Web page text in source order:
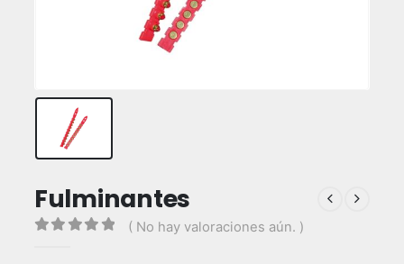
Fulminantes
( No hay valoraciones aún. )